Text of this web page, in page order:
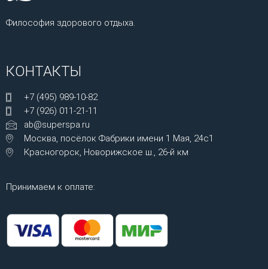
Философия здорового отдыха.
КОНТАКТЫ
+7 (495) 989-10-82
+7 (926) 011-21-11
ab@superspa.ru
Москва, посёлок Фабрики имени 1 Мая, 24с1
Красногорск, Новорижское ш., 26-й км
Принимаем к оплате: